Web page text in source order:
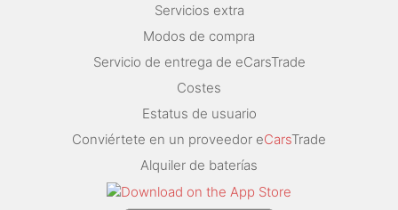
Servicios extra
Modos de compra
Servicio de entrega de eCarsTrade
Costes
Estatus de usuario
Conviértete en un proveedor eCarsTrade
Alquiler de baterías